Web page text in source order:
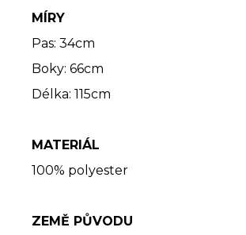
MÍRY
Pas: 34cm
Boky: 66cm
Délka: 115cm
MATERIÁL
100% polyester
ZEMĚ PŮVODU